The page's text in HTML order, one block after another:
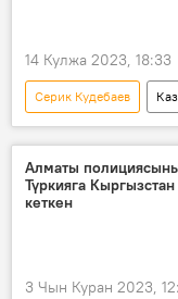
14 Кулжа 2023, 18:33
Серик Кудебаев
качуу
Алматы
Түркияга
кеткен
3 Чын Куран 2023,